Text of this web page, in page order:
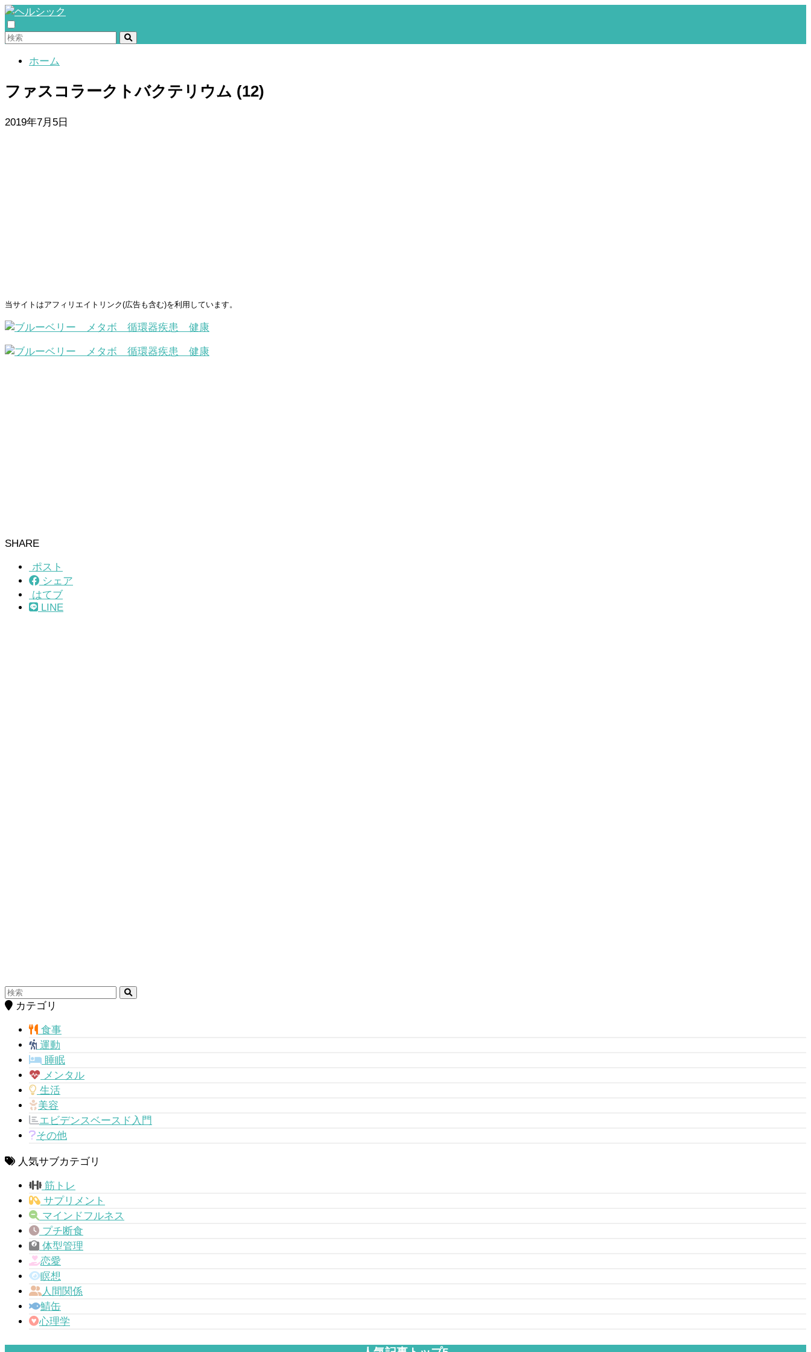
ホーム
ファスコラークトバクテリウム (12)
2019年7月5日
当サイトはアフィリエイトリンク(広告も含む)を利用しています。
SHARE
ポスト
シェア
はてブ
LINE
カテゴリ
食事
運動
睡眠
メンタル
生活
美容
エビデンスベースド入門
その他
人気サブカテゴリ
筋トレ
サプリメント
マインドフルネス
プチ断食
体型管理
恋愛
瞑想
人間関係
鯖缶
心理学